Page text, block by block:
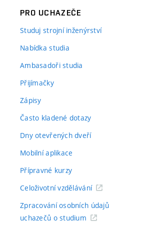
PRO UCHAZEČE
Studuj strojní inženýrství
Nabídka studia
Ambasadoři studia
Přijímačky
Zápisy
Často kladené dotazy
Dny otevřených dveří
Mobilní aplikace
Přípravné kurzy
Celoživotní vzdělávání
Zpracování osobních údajů
uchazečů o studium